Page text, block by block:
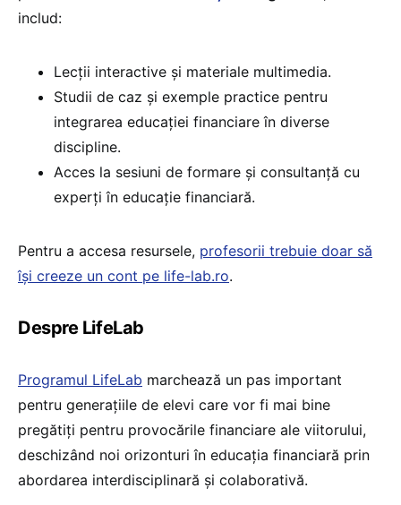
includ:
Lecții interactive și materiale multimedia.
Studii de caz și exemple practice pentru
integrarea educației financiare în diverse
discipline.
Acces la sesiuni de formare și consultanță cu
experți în educație financiară.
Pentru a accesa resursele, profesorii trebuie doar să
își creeze un cont pe life-lab.ro.
Despre LifeLab
Programul LifeLab marchează un pas important
pentru generațiile de elevi care vor fi mai bine
pregătiți pentru provocările financiare ale viitorului,
deschizând noi orizonturi în educația financiară prin
abordarea interdisciplinară și colaborativă.